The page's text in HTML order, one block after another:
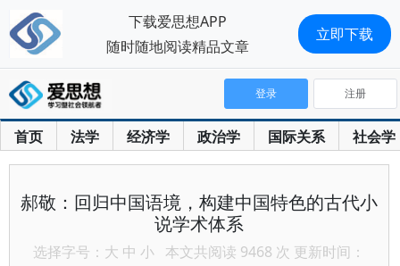
首页 法学 经济学 政治学 国际关系 社会学
登录 注册
郝敬：回归中国语境，构建中国特色的古代小
说学术体系
选择字号： 大 中 小 本文共阅读 9468 次 更新时间：
下载爱思想APP
随时随地阅读精品文章
立即下载